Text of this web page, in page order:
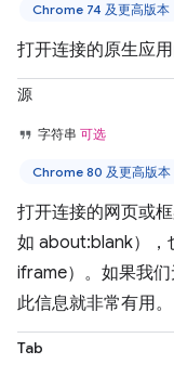
Chrome 74 及更高版本
打开连接的原生应
源
字符串 可选
Chrome 80 及更高版本
打开连接的网页或
如 about:blank），
iframe）。如果我
此信息就非常有用。
Tab